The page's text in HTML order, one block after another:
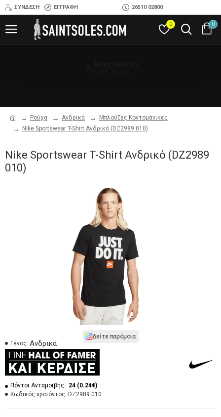
ΣΎΝΔΕΣΗ ΕΓΓΡΑΦΉ 26510 02800
0 0
Ρούχα Ανδρικά
Μπλούζες Κοντομάνικες
Nike Sportswear T-Shirt Ανδρικό (DZ2989 010)
Nike Sportswear T-Shirt Ανδρικό (DZ2989
010)
Δείτε παρόμοια
Γένος: Ανδρικά
Πόντοι Ανταμοιβής: 24 (0.24€)
Κωδικός προϊόντος: DZ2989 010